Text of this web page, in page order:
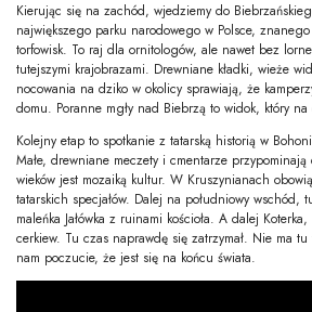
Kierując się na zachód, wjedziemy do
największego parku narodowego w Polsce,
torfowisk. To raj dla ornitologów, ale nawet bez
tutejszymi krajobrazami. Drewniane kładki, wieże
nocowania na dziko w okolicy sprawiają, że
domu. Poranne mgły nad Biebrzą to widok, który
Kolejny etap to spotkanie z tatarską historią w
Małe, drewniane meczety i cmentarze
wieków jest mozaiką kultur. W Kruszynianach
tatarskich specjałów. Dalej na południowy wschód,
maleńka Jałówka z ruinami kościoła. A dalej
cerkiew. Tu czas naprawdę się zatrzymał. Nie ma tu
nam poczucie, że jest się na końcu świata.